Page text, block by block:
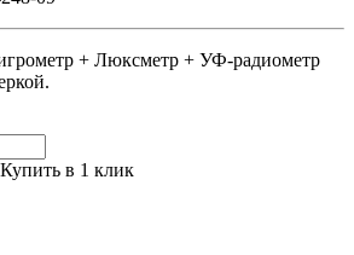
+ Люксметр + УФ-радиометр
Купить в 1 клик